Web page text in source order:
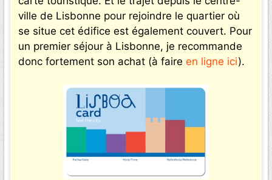
ville de Lisbonne pour rejoindre le quartier où
se situe cet édifice est également couvert. Pour
un premier séjour à Lisbonne, je recommande
donc fortement son achat (à faire en ligne ici).